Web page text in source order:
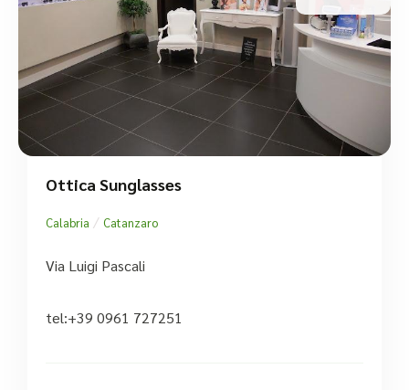
Ottica Sunglasses
Calabria / Catanzaro
Via Luigi Pascali
tel:+39 0961 727251